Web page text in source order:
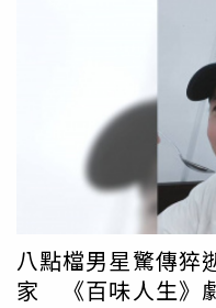
尺，總樓地板面積約12
店、服飾店、電影院及
輛車。目前當地消防、
因，並確認建築安全狀
震，當局也提醒民眾持
物周邊，以確保安全。
氣？」。台中市環保局
即偵測到黑煙情形，並
違反《空氣污染防制法
八點檔男星驚傳猝
家 《百味人生》